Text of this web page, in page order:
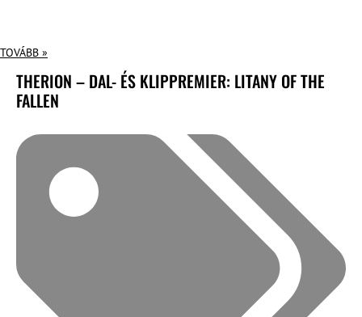
TOVÁBB »
THERION – DAL- ÉS KLIPPREMIER: LITANY OF THE
FALLEN